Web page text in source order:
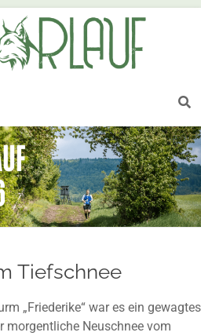
Tiefschnee
„Friederike“ war es ein gewagtes
morgentliche Neuschnee vom